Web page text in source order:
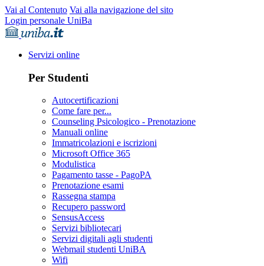
Vai al Contenuto Vai alla navigazione del sito
Login personale UniBa
Servizi online
Per Studenti
Autocertificazioni
Come fare per...
Counseling Psicologico - Prenotazione
Manuali online
Immatricolazioni e iscrizioni
Microsoft Office 365
Modulistica
Pagamento tasse - PagoPA
Prenotazione esami
Rassegna stampa
Recupero password
SensusAccess
Servizi bibliotecari
Servizi digitali agli studenti
Webmail studenti UniBA
Wifi